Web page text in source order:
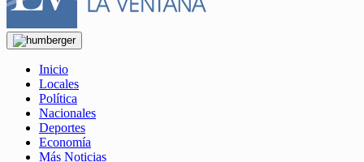
Inicio
Locales
Política
Nacionales
Deportes
Economía
Más Noticias